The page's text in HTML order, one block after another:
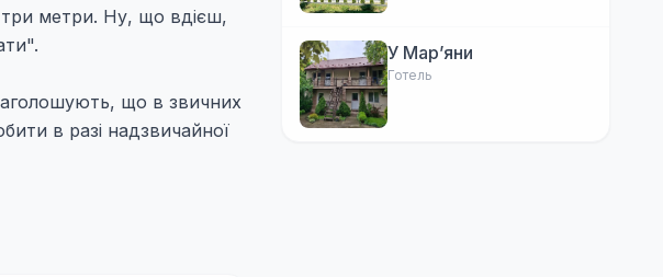
три метри. Ну, що вдієш,
що в звичних
в разі надзвичайної
У Марʼяни
Готель